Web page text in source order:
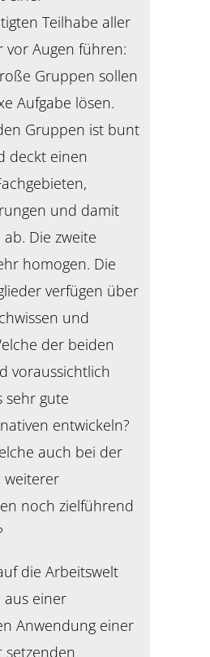
Teilhabe aller
vor Augen führen:
Gruppen sollen
Aufgabe lösen.
Gruppen ist bunt
deckt einen
und damit
Die zweite
homogen. Die
verfügen über
und
der beiden
voraussichtlich
sehr gute
entwickeln?
auch bei der
weiterer
noch zielführend
die Arbeitswelt
aus einer
Anwendung einer
setzenden